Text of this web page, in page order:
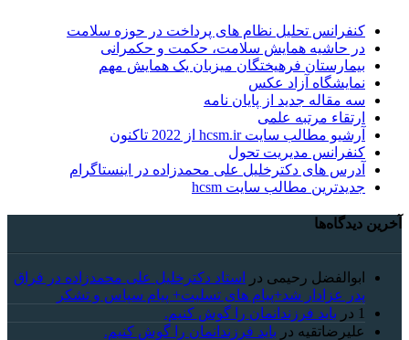
کنفرانس تحلیل نظام های پرداخت در حوزه سلامت
در حاشیه همایش سلامت، حکمت و حکمرانی
بیمارستان فرهیختگان میزبان یک همایش مهم
نمایشگاه آزاد عکس
سه مقاله جدید از پایان نامه
ارتقاء مرتبه علمی
آرشیو مطالب سایت hcsm.ir از 2022 تاکنون
کنفرانس مدیریت تحول
آدرس های دکترخلیل علی محمدزاده در اینستاگرام
جدیدترین مطالب سایت hcsm
آخرین دیدگاه‌ها
ابوالفضل رحیمی در
استاد دکترخلیل علی محمدزاده در فراق
پدر عزادار شد+پیام های تسلیت+ پیام سپاس و تشکر
1 در باید فرزندانمان را گوش کنیم.
علیرضاتقیه در باید فرزندانمان را گوش کنیم.